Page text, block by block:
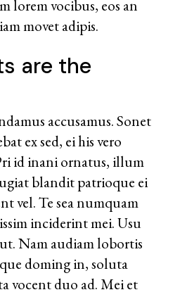
lorem vocibus, eos an
movet adipis.
are the
accusamus. Sonet
ex sed, ei his vero
id inani ornatus, illum
blandit patrioque ei
vel. Te sea numquam
inciderint mei. Usu
Nam audiam lobortis
doming in, soluta
vocent duo ad. Mei et